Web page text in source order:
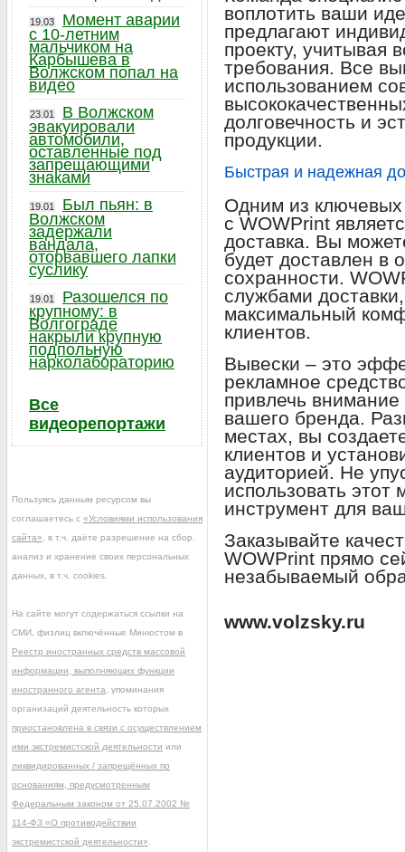
воплотить ваши
предлагают
проекту, учитывая
требования. Все
использованием
долговечность и
продукции.
Быстрая и надежная
Одним из ключевых
с WOWPrint
доставка. Вы
будет доставлен в
сохранности.
службами
максимальный
клиентов.
Вывески – это
рекламное
привлечь внимание
вашего бренда.
местах, вы
клиентов и
аудиторией. Не
использовать
инструмент для
Заказывайте
WOWPrint прямо
незабываемый
www.volzsky.ru
19.03
Момент аварии
с 10-летним
мальчиком на
Карбышева в
Волжском попал на
видео
23.01
В Волжском
эвакуировали
автомобили,
оставленные под
запрещающими
знаками
19.01
Был пьян: в
Волжском
задержали
вандала,
оторвавшего лапки
суслику
19.01
Разошелся по
крупному: в
Волгограде
накрыли крупную
подпольную
нарколабораторию
Все
видеорепортажи
Пользуясь данным ресурсом вы
соглашаетесь с «Условиями использования
сайта» , в т.ч. даёте разрешение на сбор,
анализ и хранение своих персональных
данных, в т.ч. cookies.
На сайте могут содержаться ссылки на
СМИ, физлиц включённые Минюстом в
Реестр иностранных средств массовой
информации, выполняющих функции
иностранного агента , упоминания
организаций деятельность которых
приостановлена в связи с осуществлением
ими экстремистской деятельности или
ликвидированных / запрещённых по
основаниям, предусмотренным
Федеральным законом от 25.07.2002 №
114-ФЗ «О противодействии
экстремистской деятельности»